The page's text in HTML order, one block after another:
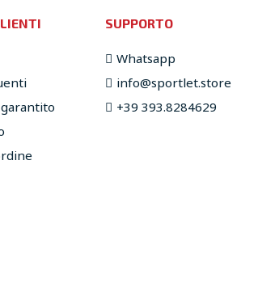
SUPPORTO
Whatsapp
info@sportlet.store​
+39 393.8284629